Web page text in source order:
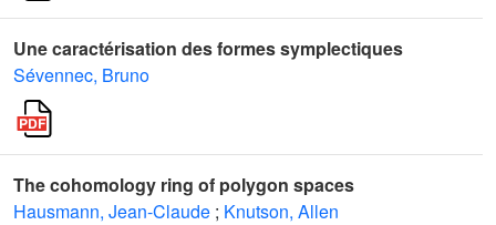
Une caractérisation des formes symplectiques
Sévennec, Bruno
The cohomology ring of polygon spaces
Hausmann, Jean-Claude ; Knutson, Allen